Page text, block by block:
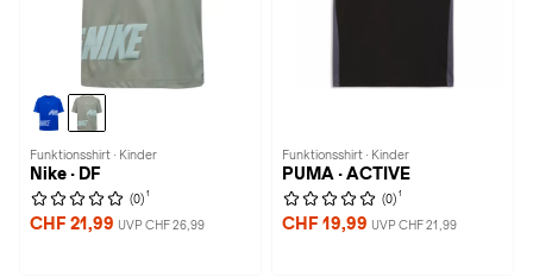
Funktionsshirt · Kinder
Nike · DF
(0) 1
CHF 21,99 UVP CHF 26,99
Funktionsshirt · Kinder
PUMA · ACTIVE
(0) 1
CHF 19,99 UVP CHF 21,99